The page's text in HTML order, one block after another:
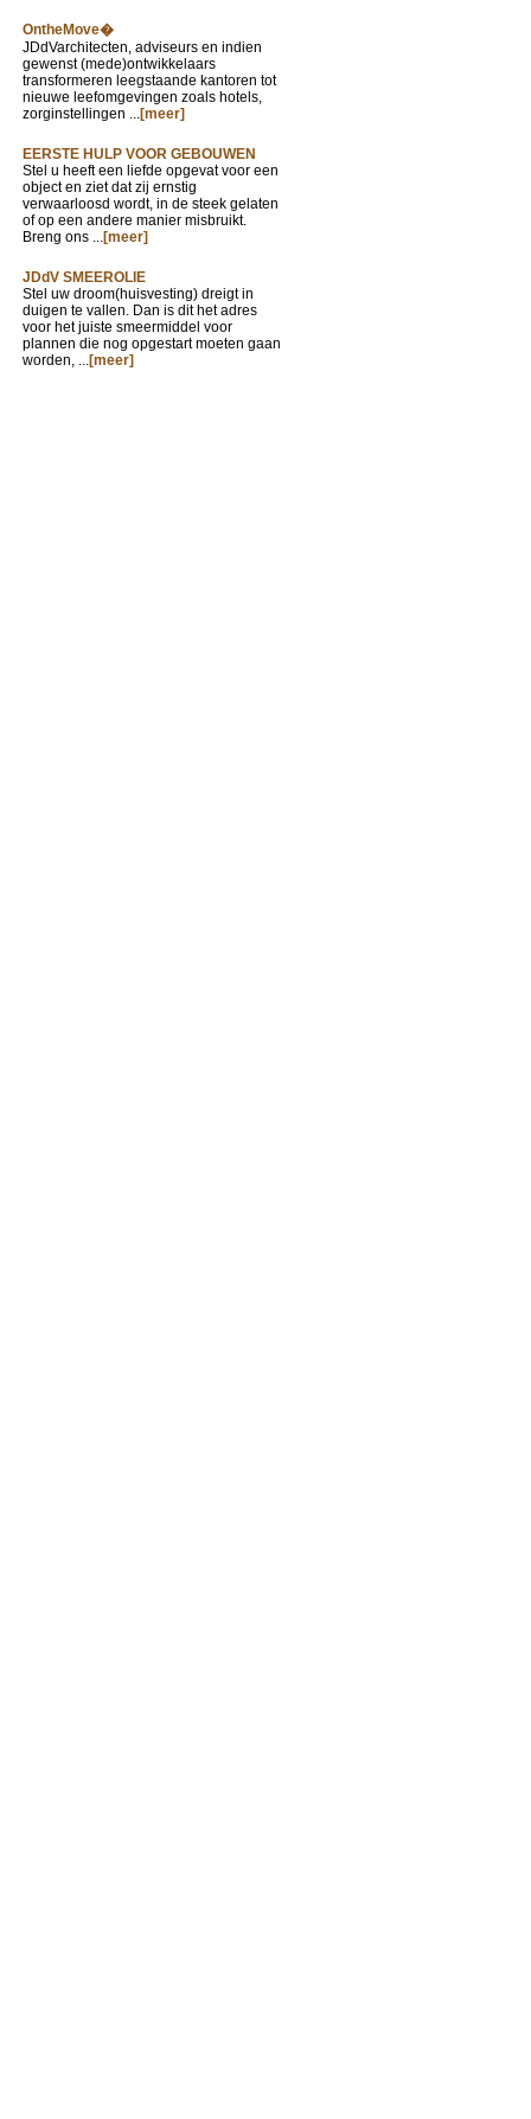
OntheMove�
JDdVarchitecten, adviseurs en indien
gewenst (mede)ontwikkelaars
transformeren leegstaande kantoren tot
nieuwe leefomgevingen zoals hotels,
zorginstellingen ...[meer]
EERSTE HULP VOOR GEBOUWEN
Stel u heeft een liefde opgevat voor een
object en ziet dat zij ernstig
verwaarloosd wordt, in de steek gelaten
of op een andere manier misbruikt.
Breng ons ...[meer]
JDdV SMEEROLIE
Stel uw droom(huisvesting) dreigt in
duigen te vallen. Dan is dit het adres
voor het juiste smeermiddel voor
plannen die nog opgestart moeten gaan
worden, ...[meer]